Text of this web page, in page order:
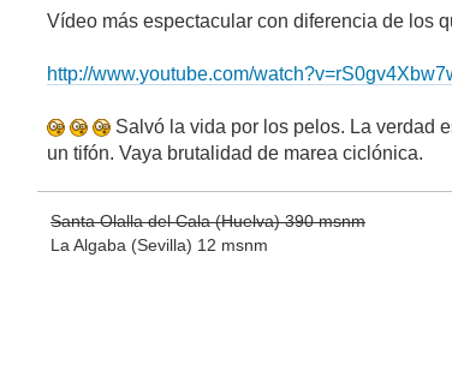
Vídeo más espectacular con diferencia de los
http://www.youtube.com/
Salvó la vida por los pelos. La verdad
un tifón. Vaya brutalidad de marea ciclónica.
Santa Olalla del Cala (Huelva) 390 msnm
La Algaba (Sevilla) 12 msnm